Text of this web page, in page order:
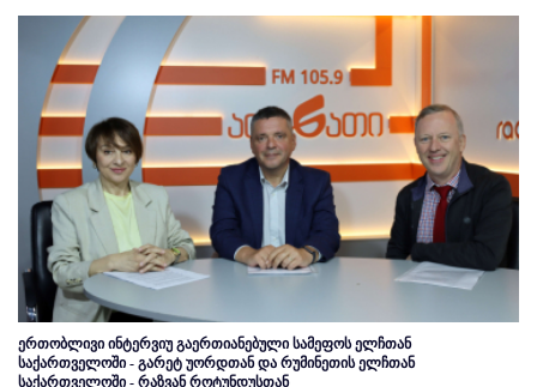
ერთობლივი ინტერვიუ გაერთიანებული სამეფოს ელჩთან
საქართველოში - გარეტ უორდთან და რუმინეთის ელჩთან
საქართველოში - რაზვან როტუნდუსთან